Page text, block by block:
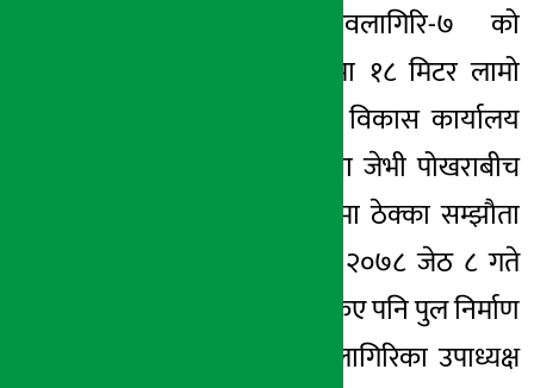
मालिका-५ र धवलागिरि-७ को
सिमानामा पर्ने फेदीमा १८ मिटर लामो
पुल बनाउन पूर्वाधार विकास कार्यालय
म्याग्दी र इन्द्रेणी-फेवा जेभी पोखराबीच
एक करोड ९३ लाखमा ठेक्का सम्झौता
भएको थियो । विसं २०७८ जेठ ८ गते
सम्झौताको म्याद सकिए पनि पुल निर्माण
सुरु नै नभएको धवलागिरिका उपाध्यक्ष